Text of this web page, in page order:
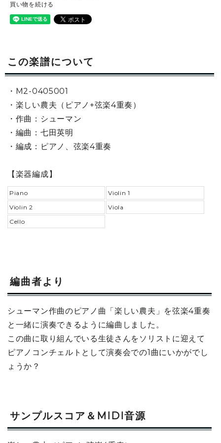
買い物を続ける
この楽譜について
・M2-0405001
・楽しい農夫（ピアノ+弦楽4重奏）
・作曲：シューマン
・編曲：七田英明
・編成：ピアノ、弦楽4重奏
【楽器編成】
Piano
Violin 1
Violin 2
Viola
Cello
編曲者より
シューマン作曲のピアノ曲「楽しい農夫」を弦楽4重奏
と一緒に演奏できるように編曲しました。
この曲に取り組んでいる生徒さんをソリストに迎えて
ピアノコンチェルトとして演奏会での1曲にいかがでし
ょうか？
サンプルスコア＆MIDI音源